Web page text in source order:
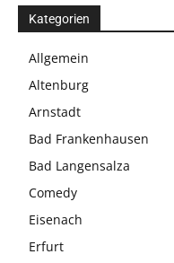
Kategorien
Allgemein
Altenburg
Arnstadt
Bad Frankenhausen
Bad Langensalza
Comedy
Eisenach
Erfurt